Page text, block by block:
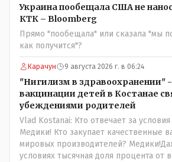
Назарбай волевым Указом РАСПУСТИЛ
состав. Имя - Серикболсын Абдильдин
юывший секретарь ЦК КП Казахстана
депутат Верховного Совета и
партии коммунстов- он в то время и
НЕОДНОКРАТНО, указывал и
Назарбая и предлагал ему самому
поста Президента.
Украина пообещала США не
КТК – Bloomberg
Прямо "пообещала" или сказала "мы
как получится"?
Карачун 9 августа 2026 г. в 06:24
"Нигилизм в здравоохранении" -
вакцинации детей в Костанае
убеждениями родителей
Vlad Kostanai: Кто отвечает за
Медики! Кто закупает качественные
мировых производителей?
условиях тысячная доля процента от